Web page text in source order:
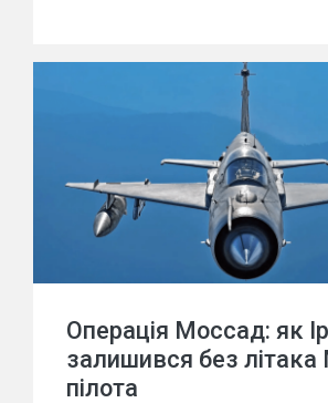
Операція Моссад: як
залишився без літака
пілота